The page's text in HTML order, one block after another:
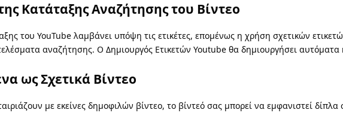
Κατάταξης Αναζήτησης του Βίντεο
του YouTube λαμβάνει υπόψη τις ετικέτες, επομένως η χρήση σχετικών
αναζήτησης. Ο Δημιουργός Ετικετών Youtube θα δημιουργήσει αυτόματα
ως Σχετικά Βίντεο
με εκείνες δημοφιλών βίντεο, το βίντεό σας μπορεί να εμφανιστεί